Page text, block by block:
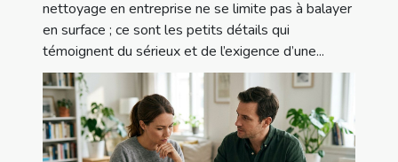
nettoyage en entreprise ne se limite pas à balayer
en surface ; ce sont les petits détails qui
témoignent du sérieux et de l’exigence d’une...